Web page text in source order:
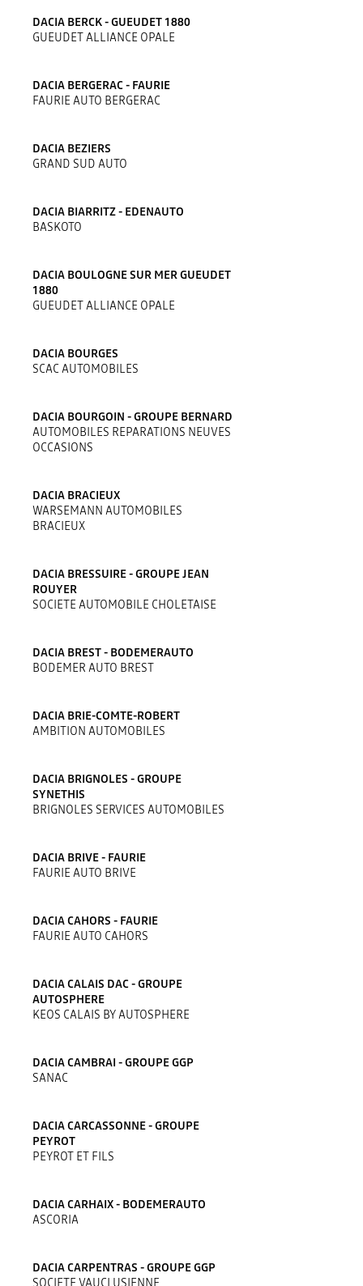
DACIA BERCK - GUEUDET 1880
GUEUDET ALLIANCE OPALE
DACIA BERGERAC - FAURIE
FAURIE AUTO BERGERAC
DACIA BEZIERS
GRAND SUD AUTO
DACIA BIARRITZ - EDENAUTO
BASKOTO
DACIA BOULOGNE SUR MER GUEUDET
1880
GUEUDET ALLIANCE OPALE
DACIA BOURGES
SCAC AUTOMOBILES
DACIA BOURGOIN - GROUPE BERNARD
AUTOMOBILES REPARATIONS NEUVES
OCCASIONS
DACIA BRACIEUX
WARSEMANN AUTOMOBILES
BRACIEUX
DACIA BRESSUIRE - GROUPE JEAN
ROUYER
SOCIETE AUTOMOBILE CHOLETAISE
DACIA BREST - BODEMERAUTO
BODEMER AUTO BREST
DACIA BRIE-COMTE-ROBERT
AMBITION AUTOMOBILES
DACIA BRIGNOLES - GROUPE
SYNETHIS
BRIGNOLES SERVICES AUTOMOBILES
DACIA BRIVE - FAURIE
FAURIE AUTO BRIVE
DACIA CAHORS - FAURIE
FAURIE AUTO CAHORS
DACIA CALAIS DAC - GROUPE
AUTOSPHERE
KEOS CALAIS BY AUTOSPHERE
DACIA CAMBRAI - GROUPE GGP
SANAC
DACIA CARCASSONNE - GROUPE
PEYROT
PEYROT ET FILS
DACIA CARHAIX - BODEMERAUTO
ASCORIA
DACIA CARPENTRAS - GROUPE GGP
SOCIETE VAUCLUSIENNE